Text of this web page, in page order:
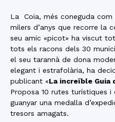
La Coia, més coneguda com
milers d’anys que recorre la
seu amic «picot» ha viscut
tots els racons dels 30
el seu tarannà de dona
elegant i estrafolària, ha
publicant «La increïble Guia
Proposa 10 rutes turístiques
guanyar una medalla
tresors amagats.